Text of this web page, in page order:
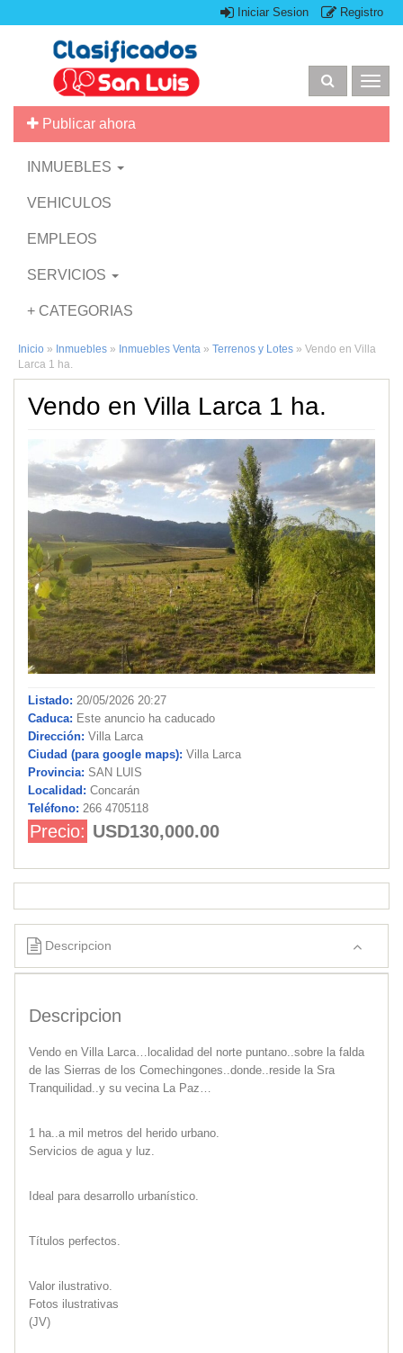
Iniciar Sesion Registro
Publicar ahora
INMUEBLES
VEHICULOS
EMPLEOS
SERVICIOS
+ CATEGORIAS
Inicio » Inmuebles » Inmuebles Venta » Terrenos y Lotes » Vendo en Villa
Larca 1 ha.
Vendo en Villa Larca 1 ha.
Listado: 20/05/2026 20:27
Caduca: Este anuncio ha caducado
Dirección: Villa Larca
Ciudad (para google maps): Villa Larca
Provincia: SAN LUIS
Localidad: Concarán
Teléfono: 266 4705118
Precio: USD130,000.00
Descripcion
Descripcion
Vendo en Villa Larca…localidad del norte puntano..sobre la falda
de las Sierras de los Comechingones..donde..reside la Sra
Tranquilidad..y su vecina La Paz…
1 ha..a mil metros del herido urbano.
Servicios de agua y luz.
Ideal para desarrollo urbanístico.
Títulos perfectos.
Valor ilustrativo.
Fotos ilustrativas
(JV)